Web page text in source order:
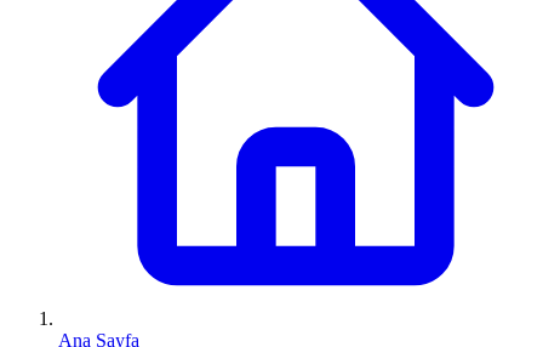
Ana Sayfa